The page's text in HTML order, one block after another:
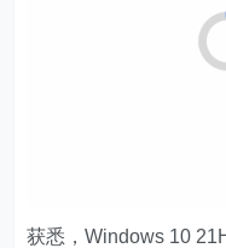
获悉，Windows 10